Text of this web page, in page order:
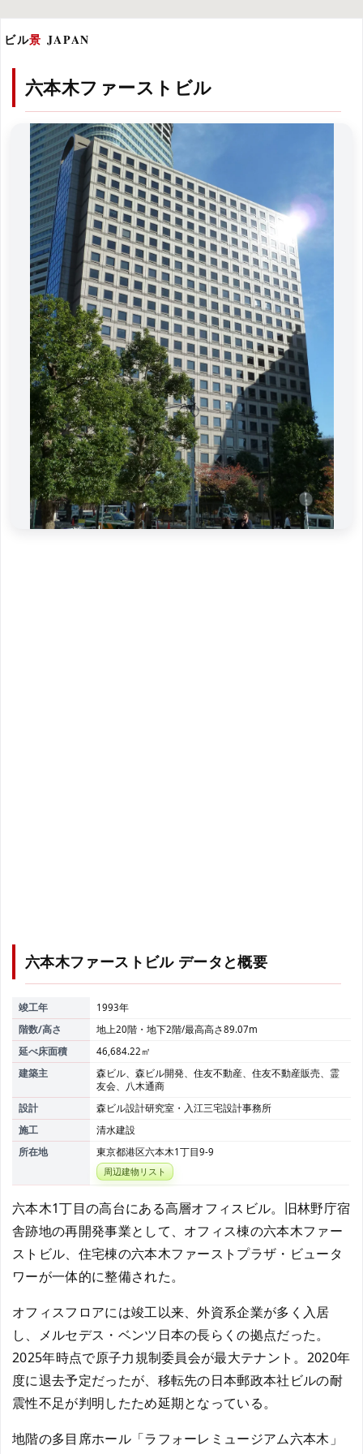
ビル景 JAPAN
六本木ファーストビル
六本木ファーストビル データと概要
竣工年
1993年
階数/高さ
地上20階・地下2階/最高高さ89.07m
延べ床面積
46,684.22㎡
建築主
森ビル、森ビル開発、住友不動産、住友不動産販売、霊
友会、八木通商
設計
森ビル設計研究室・入江三宅設計事務所
施工
清水建設
所在地
東京都港区六本木1丁目9-9
周辺建物リスト
六本木1丁目の高台にある高層オフィスビル。旧林野庁宿
舎跡地の再開発事業として、オフィス棟の六本木ファー
ストビル、住宅棟の六本木ファーストプラザ・ビュータ
ワーが一体的に整備された。
オフィスフロアには竣工以来、外資系企業が多く入居
し、メルセデス・ベンツ日本の長らくの拠点だった。
2025年時点で原子力規制委員会が最大テナント。2020年
度に退去予定だったが、移転先の日本郵政本社ビルの耐
震性不足が判明したため延期となっている。
地階の多目席ホール「ラフォーレミュージアム六本木」